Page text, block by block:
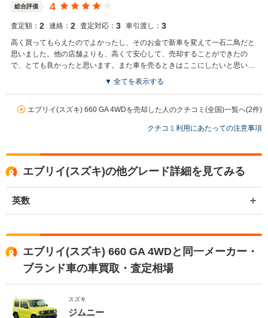
総合評価 4
査定額： 2 連絡： 2 査定対応： 3 車引渡し： 3
高く買ってもらえたのでよかったし、そのお金で新車を変えて一石二鳥だと
思いました。他の店舗よりも、高くて安心して、売却することができたの
で、とても良かったと思います。また車を売るときはここにしたいと思いま
▼ 全てを表示する
エブリイ(スズキ) 660 GA 4WDを売却した人のクチコミ(全国)一覧へ(2件)
クチコミ利用にあたっての注意事項
エブリイ(スズキ)の他グレード詳細を見てみる
英数
エブリイ(スズキ) 660 GA 4WDと同一メーカー・
ブランド車の車買取・査定相場
スズキ
ジムニー